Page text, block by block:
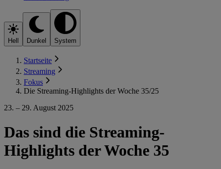
Hell Dunkel System
Startseite
Streaming
Fokus
Die Streaming-Highlights der Woche 35/25
23. – 29. August 2025
Das sind die Streaming-
Highlights der Woche 35